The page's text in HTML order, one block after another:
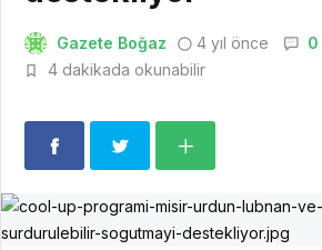
Gazete Boğaz 4 yıl önce 0
4 dakikada okunabilir